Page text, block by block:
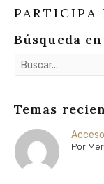
PARTICIPA
Búsqueda
Temas
Por